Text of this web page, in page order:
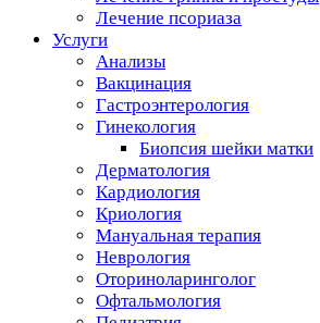
Лечение псориаза
Услуги
Анализы
Вакцинация
Гастроэнтерология
Гинекология
Биопсия шейки матки
Дерматология
Кардиология
Криология
Мануальная терапия
Неврология
Оториноларинголог
Офтальмология